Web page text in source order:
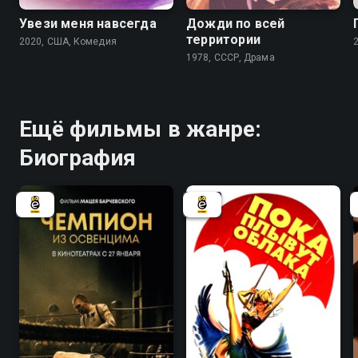
Увези меня навсегда
2020, США, Комедия
Дожди по всей
территории
1978, СССР, Драма
Ещё фильмы в жанре:
Биография